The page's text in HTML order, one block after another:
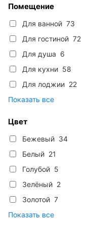
Помещение
Для ванной 73
Для гостиной 72
Для душа 6
Для кухни 58
Для лоджии 22
Показать все
Цвет
Бежевый 34
Белый 21
Голубой 5
Зелёный 2
Золотой 7
Показать все